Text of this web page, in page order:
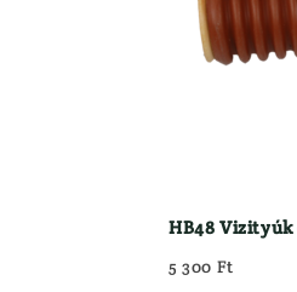
HB48 Vizityúk
5 300 Ft